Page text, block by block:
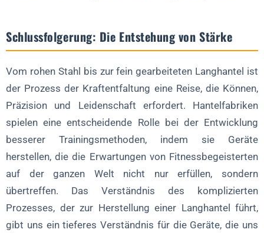
Schlussfolgerung: Die Entstehung von Stärke
Vom rohen Stahl bis zur fein gearbeiteten Langhantel ist
der Prozess der Kraftentfaltung eine Reise, die Können,
Präzision und Leidenschaft erfordert. Hantelfabriken
spielen eine entscheidende Rolle bei der Entwicklung
besserer Trainingsmethoden, indem sie Geräte
herstellen, die die Erwartungen von Fitnessbegeisterten
auf der ganzen Welt nicht nur erfüllen, sondern
übertreffen. Das Verständnis des komplizierten
Prozesses, der zur Herstellung einer Langhantel führt,
gibt uns ein tieferes Verständnis für die Geräte, die uns